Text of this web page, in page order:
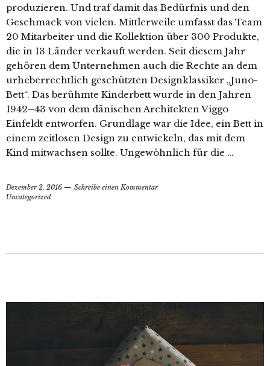
produzieren. Und traf damit das Bedürfnis und den
Geschmack von vielen. Mittlerweile umfasst das Team
20 Mitarbeiter und die Kollektion über 300 Produkte,
die in 13 Länder verkauft werden. Seit diesem Jahr
gehören dem Unternehmen auch die Rechte an dem
urheberrechtlich geschützten Designklassiker „Juno-
Bett“. Das berühmte Kinderbett wurde in den Jahren
1942–43 von dem dänischen Architekten Viggo
Einfeldt entworfen. Grundlage war die Idee, ein Bett in
einem zeitlosen Design zu entwickeln, das mit dem
Kind mitwachsen sollte. Ungewöhnlich für die …
Dezember 2, 2016
Schreibe einen Kommentar
Uncategorized